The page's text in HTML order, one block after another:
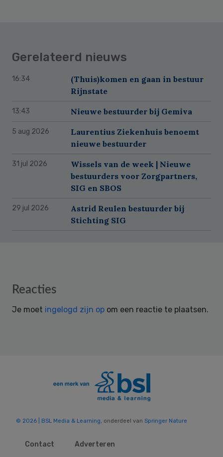
Gerelateerd nieuws
16:34
(Thuis)komen en gaan in bestuur
Rijnstate
13:43 Nieuwe bestuurder bij Gemiva
5 aug 2026
Laurentius Ziekenhuis benoemt
nieuwe bestuurder
31 jul 2026
Wissels van de week | Nieuwe
bestuurders voor Zorgpartners,
SIG en SBOS
29 jul 2026
Astrid Reulen bestuurder bij
Stichting SIG
Reader
Reacties
Je moet ingelogd zijn op om een reactie te plaatsen.
© 2026 | BSL Media & Learning, onderdeel van Springer Nature
Contact
Adverteren